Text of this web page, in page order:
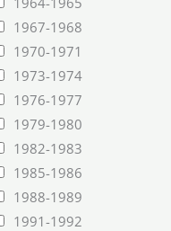
1967-1968
1970-1971
1973-1974
1976-1977
1979-1980
1982-1983
1985-1986
1988-1989
1991-1992